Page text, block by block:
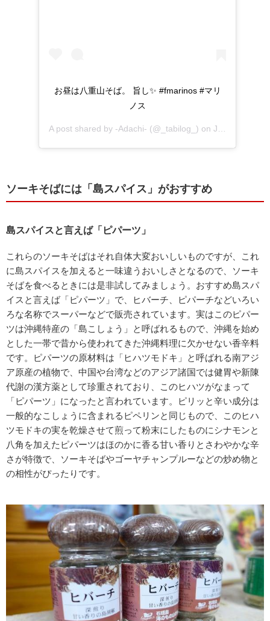
お昼は八重山そば。 旨し✨ #fmarinos #マリ
ノス
A post shared by -Adachi- (@_tabilog_) on Jan 20, 2018 at 8:20pm PST
ソーキそばには「島スパイス」がおすすめ
島スパイスと言えば「ピパーツ」
これらのソーキそばはそれ自体大変おいしいものですが、これ
に島スパイスを加えると一味違うおいしさとなるので、ソーキ
そばを食べるときには是非試してみましょう。おすすめ島スパ
イスと言えば「ピパーツ」で、ヒバーチ、ピパーチなどいろい
ろな名称でスーパーなどで販売されています。実はこのピパー
ツは沖縄特産の「島こしょう」と呼ばれるもので、沖縄を始め
とした一帯で昔から使われてきた沖縄料理に欠かせない香辛料
です。ピパーツの原材料は「ヒハツモドキ」と呼ばれる南アジ
ア原産の植物で、中国や台湾などのアジア諸国では健胃や新陳
代謝の漢方薬として珍重されており、このヒハツがなまって
「ピパーツ」になったと言われています。ピリッと辛い成分は
一般的なこしょうに含まれるピペリンと同じもので、このヒハ
ツモドキの実を乾燥させて煎って粉末にしたものにシナモンと
八角を加えたピパーツはほのかに香る甘い香りとさわやかな辛
さが特徴で、ソーキそばやゴーヤチャンプルーなどの炒め物と
の相性がぴったりです。